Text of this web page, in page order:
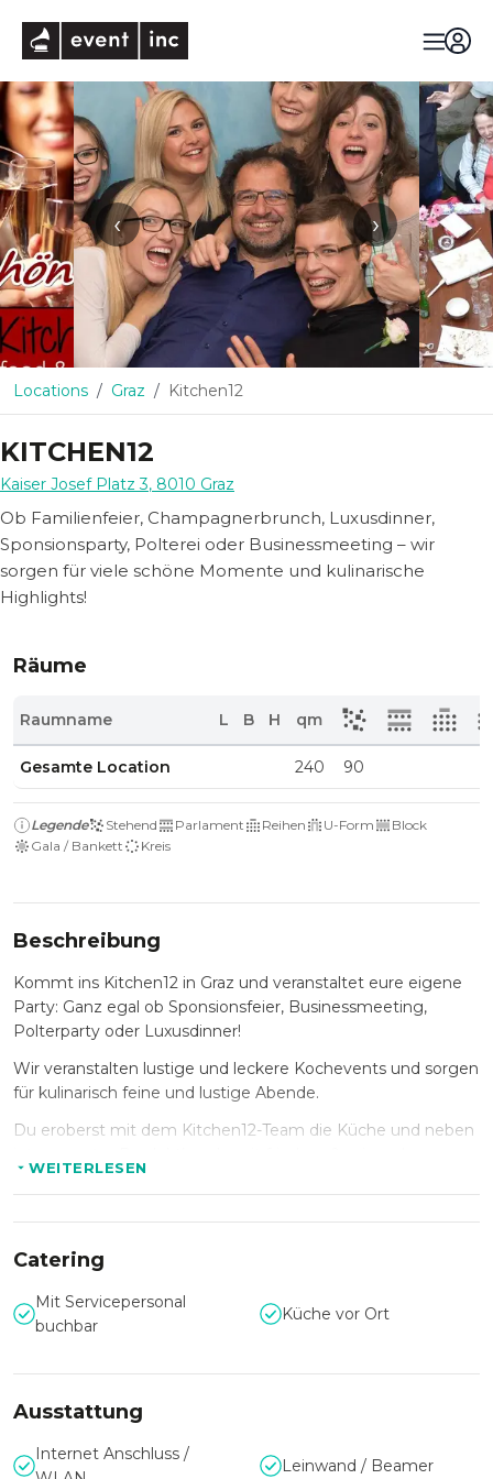
‹ ›
Locations Graz Kitchen12
KITCHEN12
Kaiser Josef Platz 3, 8010 Graz
Ob Familienfeier, Champagnerbrunch, Luxusdinner,
Sponsionsparty, Polterei oder Businessmeeting – wir
sorgen für viele schöne Momente und kulinarische
Highlights!
Räume
Raumname L B H qm
Gesamte Location 240 90
Legende Stehend Parlament Reihen U-Form
Block
Gala / Bankett
Kreis
Beschreibung
Kommt ins Kitchen12 in Graz und veranstaltet eure eigene
Party: Ganz egal ob Sponsionsfeier, Businessmeeting,
Polterparty oder Luxusdinner!
Wir veranstalten lustige und leckere Kochevents und sorgen
für kulinarisch feine und lustige Abende.
Du eroberst mit dem Kitchen12-Team die Küche und neben
Zutaten profitierst Du von vielen Tipps & Tricks. Aus
Menü bei dem weder der Genuss noch der Spaß zu kurz
kommen!
Open Table
Endlich mal nach Herzenslust bekochen lassen!
Der Open Table bietet Platz für bis zu 60 Personen für
Direkt vor Deinen Augen werden frische & saisonale
WEITERLESEN
Catering
Mit Servicepersonal
buchbar
Küche vor Ort
Ausstattung
Internet Anschluss /
Leinwand / Beamer